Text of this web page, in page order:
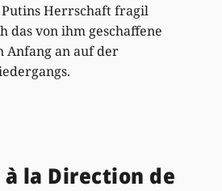
Herrschaft fragil
das von ihm geschaffene
Anfang an auf der
la Direction de